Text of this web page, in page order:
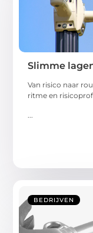
Slimme
Van risico naar
ritme en
BEDRIJVEN